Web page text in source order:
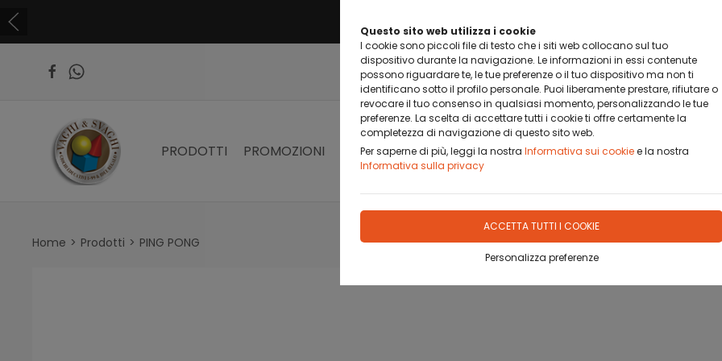
Questo sito web utilizza i cookie
I cookie sono piccoli file di testo che i siti web collocano sul tuo
dispositivo durante la navigazione. Le informazioni in essi contenute
possono riguardare te, le tue preferenze o il tuo dispositivo ma non ti
identificano sotto il profilo personale. Puoi liberamente prestare, rifiutare o
revocare il tuo consenso in qualsiasi momento, personalizzando le tue
preferenze. La scelta di accettare tutti i cookie ti offre certamente la
completezza di navigazione di questo sito web.
Per saperne di più, leggi la nostra Informativa sui cookiee la nostra
Informativa sulla privacy
ACCETTA TUTTI I COOKIE
Personalizza preferenze
DA OGGI PUOI PAGARE CON BANCA SELLA PAY BY LINK
PRODOTTI PROMOZIONI PROFILO DOVE SIAMO CONTATTO
Home Prodotti PING PONG